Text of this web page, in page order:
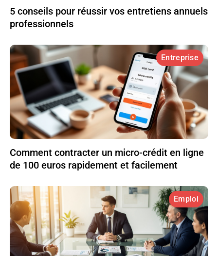
5 conseils pour réussir vos entretiens annuels
professionnels
Entreprise
Comment contracter un micro-crédit en ligne
de 100 euros rapidement et facilement
Emploi